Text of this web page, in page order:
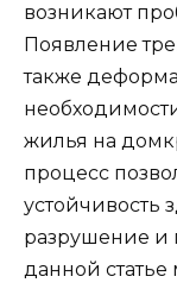
возникают
Появление
также
жилья на
процесс
устойчивость
разрушение и
данной